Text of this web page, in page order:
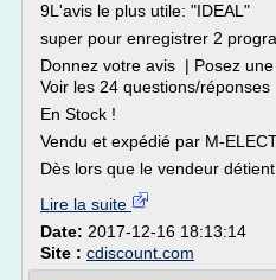
9L'avis le plus utile: "IDEAL"
super pour enregistrer 2
Donnez votre avis | Posez
Voir les 24 questions/réponses
En Stock !
Vendu et expédié par M-
Dès lors que le vendeur détient
Lire la suite
Date: 2017-12-16 18:13:14
Site : cdiscount.com